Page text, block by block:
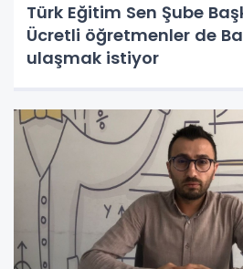
Türk Eğitim Sen Şube
Ücretli öğretmenler de
ulaşmak istiyor